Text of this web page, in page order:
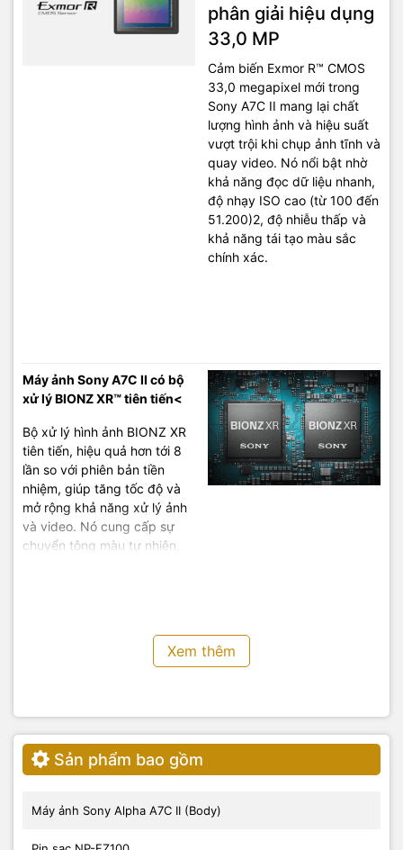
phân giải hiệu dụng
33,0 MP
Cảm biến Exmor R™ CMOS
33,0 megapixel mới trong
Sony A7C II mang lại chất
lượng hình ảnh và hiệu suất
vượt trội khi chụp ảnh tĩnh và
quay video. Nó nổi bật nhờ
khả năng đọc dữ liệu nhanh,
độ nhạy ISO cao (từ 100 đến
51.200)2, độ nhiễu thấp và
khả năng tái tạo màu sắc
chính xác.
Máy ảnh Sony A7C II có bộ
xử lý BIONZ XR™ tiên tiến<
Bộ xử lý hình ảnh BIONZ XR
tiên tiến, hiệu quả hơn tới 8
lần so với phiên bản tiền
nhiệm, giúp tăng tốc độ và
mở rộng khả năng xử lý ảnh
và video. Nó cung cấp sự
chuyển tông màu tự nhiên,
tiến, máy ảnh kỹ thuật số
Xem thêm
Sản phẩm bao gồm
Máy ảnh Sony Alpha A7C II (Body)